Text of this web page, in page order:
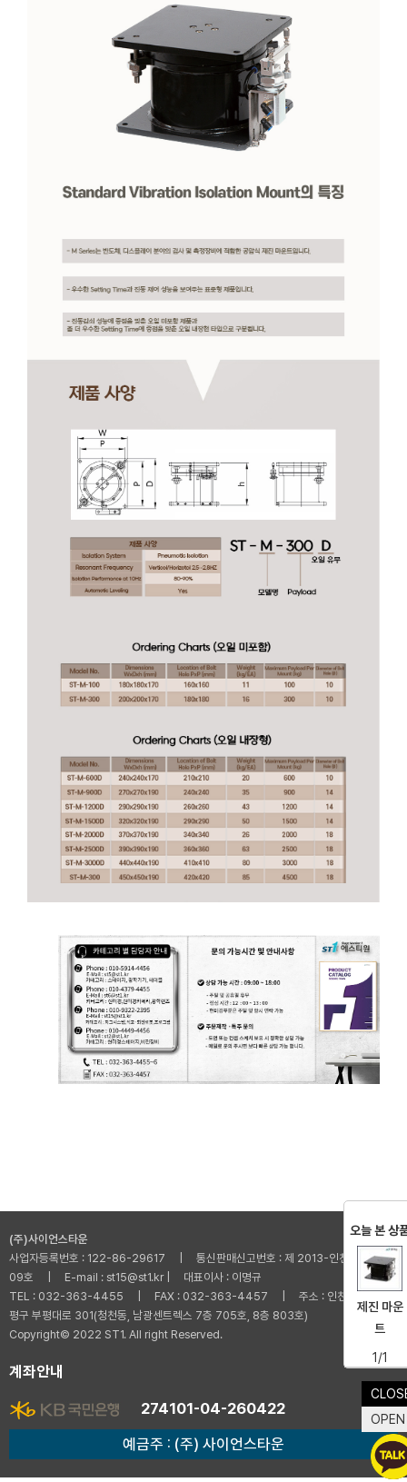
(주)사이언스타운
사업자등록번호 : 122-86-29617 | 통신판매신고번호 : 제 2013-인천부평-001
09호 | E-mail : st15@st1.kr | 대표이사 : 이명규
TEL : 032-363-4455 | FAX : 032-363-4457 | 주소 : 인천광역시 부
평구 부평대로 301(청천동, 남광센트렉스 7층 705호, 8층 803호)
Copyright© 2022 ST1. All right Reserved.
계좌안내
274101-04-260422
예금주 : (주) 사이언스타운
OPEN
오늘 본 상
제진 마운
트
1/1